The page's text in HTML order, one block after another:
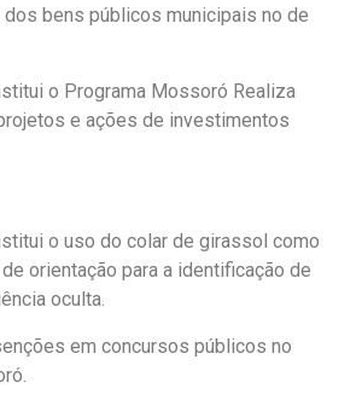
bens públicos municipais no de
o Programa Mossoró Realiza
e ações de investimentos
o uso do colar de girassol como
orientação para a identificação de
oculta.
em concursos públicos no